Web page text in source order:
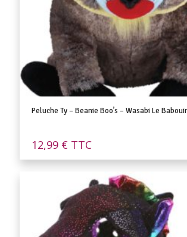
Peluche Ty – Beanie Boo’s – Wasabi Le
12,99 € TTC